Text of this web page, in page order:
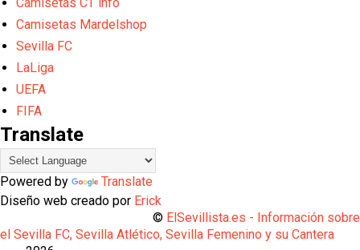
Camisetas CT info
Camisetas Mardelshop
Sevilla FC
LaLiga
UEFA
FIFA
Translate
Powered by
Translate
Diseño web creado por Erick
© ElSevillista.es - Información sobre
el Sevilla FC, Sevilla Atlético, Sevilla Femenino y su Cantera